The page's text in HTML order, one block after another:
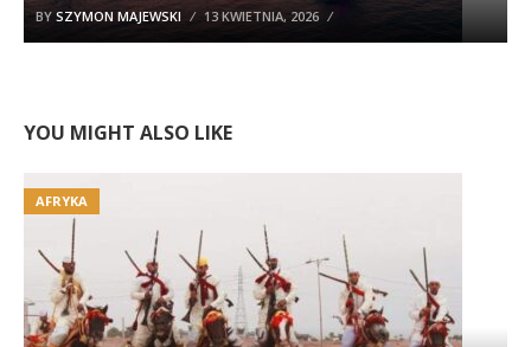
BY SZYMON MAJEWSKI 13 KWIETNIA, 2026
YOU MIGHT ALSO LIKE
AFRYKA